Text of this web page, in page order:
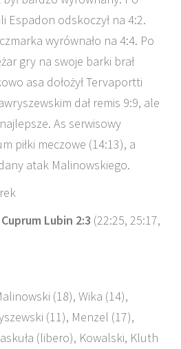
Espadon odskoczył na 4:2.
wyrównało na 4:4. Po
gry na swoje barki brał
asa dołożył Tervaportti
dał remis 9:9, ale
As serwisowy
piłki meczowe (14:13), a
atak Malinowskiego.
Lubin 2:3 (22:25, 25:17,
(18), Wika (14),
(11), Menzel (17),
(libero), Kowalski, Kluth